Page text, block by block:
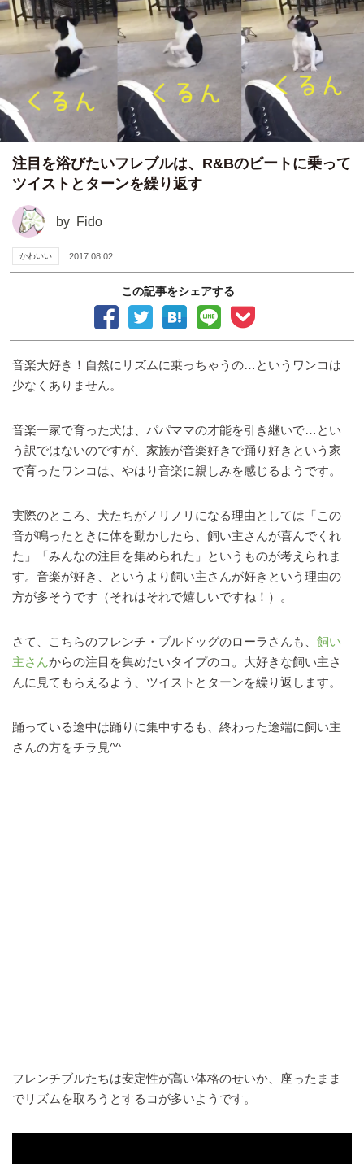
注目を浴びたいフレブルは、R&Bのビートに乗って
ツイストとターンを繰り返す
by Fido
かわいい 2017.08.02
この記事をシェアする
音楽大好き！自然にリズムに乗っちゃうの…というワンコは
少なくありません。
音楽一家で育った犬は、パパママの才能を引き継いで…とい
う訳ではないのですが、家族が音楽好きで踊り好きという家
で育ったワンコは、やはり音楽に親しみを感じるようです。
実際のところ、犬たちがノリノリになる理由としては「この
音が鳴ったときに体を動かしたら、飼い主さんが喜んでくれ
た」「みんなの注目を集められた」というものが考えられま
す。音楽が好き、というより飼い主さんが好きという理由の
方が多そうです（それはそれで嬉しいですね！）。
さて、こちらのフレンチ・ブルドッグのローラさんも、 飼い
主さんからの注目を集めたいタイプのコ。大好きな飼い主さ
んに見てもらえるよう、ツイストとターンを繰り返します。
踊っている途中は踊りに集中するも、終わった途端に飼い主
さんの方をチラ見^^
フレンチブルたちは安定性が高い体格のせいか、座ったまま
でリズムを取ろうとするコが多いようです。